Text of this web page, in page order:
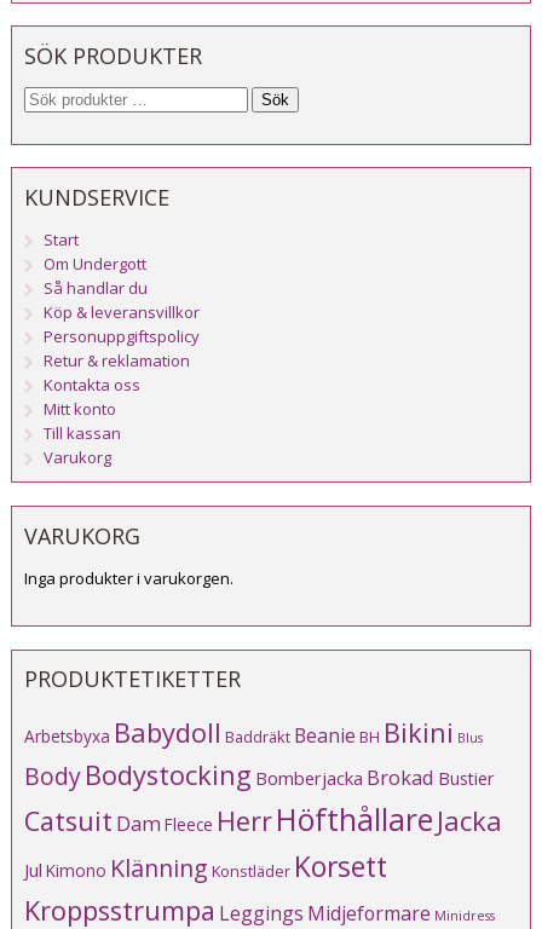
SÖK PRODUKTER
Sök
KUNDSERVICE
Start
Om Undergott
Så handlar du
Köp & leveransvillkor
Personuppgiftspolicy
Retur & reklamation
Kontakta oss
Mitt konto
Till kassan
Varukorg
VARUKORG
Inga produkter i varukorgen.
PRODUKTETIKETTER
Arbetsbyxa Babydoll Baddräkt Beanie BH Bikini Blus
BodyBodystocking Bomberjacka Brokad Bustier
Catsuit Dam Fleece HerrHöfthållare Jacka
Jul Kimono Klänning Konstläder Korsett
Kroppsstrumpa Leggings Midjeformare Minidress